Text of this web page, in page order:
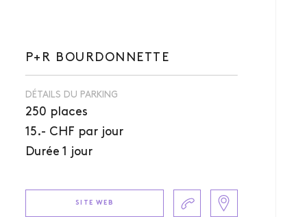
P+R BOURDONNETTE
DÉTAILS DU PARKING
250 places
15.- CHF par jour
Durée 1 jour
SITE WEB